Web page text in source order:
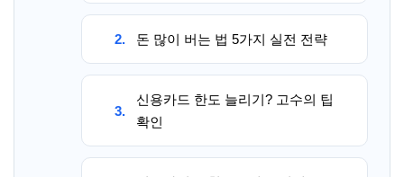
2. 돈 많이 버는 법 5가지 실전 전략
3.
신용카드 한도 늘리기? 고수의 팁
확인